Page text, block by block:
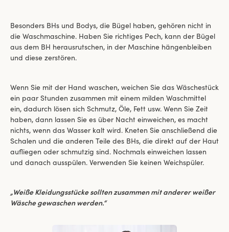
Besonders BHs und Bodys, die Bügel haben, gehören nicht in
die Waschmaschine. Haben Sie richtiges Pech, kann der Bügel
aus dem BH herausrutschen, in der Maschine hängenbleiben
und diese zerstören.
Wenn Sie mit der Hand waschen, weichen Sie das Wäschestück
ein paar Stunden zusammen mit einem milden Waschmittel
ein, dadurch lösen sich Schmutz, Öle, Fett usw. Wenn Sie Zeit
haben, dann lassen Sie es über Nacht einweichen, es macht
nichts, wenn das Wasser kalt wird. Kneten Sie anschließend die
Schalen und die anderen Teile des BHs, die direkt auf der Haut
aufliegen oder schmutzig sind. Nochmals einweichen lassen
und danach ausspülen. Verwenden Sie keinen Weichspüler.
„Weiße Kleidungsstücke sollten zusammen mit anderer weißer
Wäsche gewaschen werden.“